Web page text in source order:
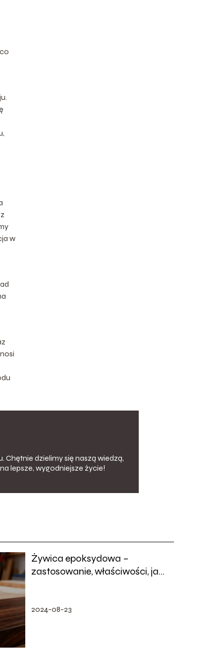
w
Chętnie dzielimy się naszą wiedzą,
lepsze, wygodniejsze życie!
Żywica epoksydowa –
zastosowanie, właściwości, jak
2024-08-23